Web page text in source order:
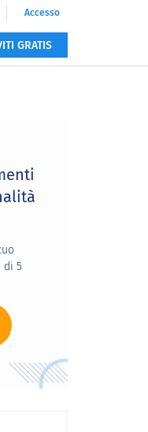
Accesso
GRATIS
di 5